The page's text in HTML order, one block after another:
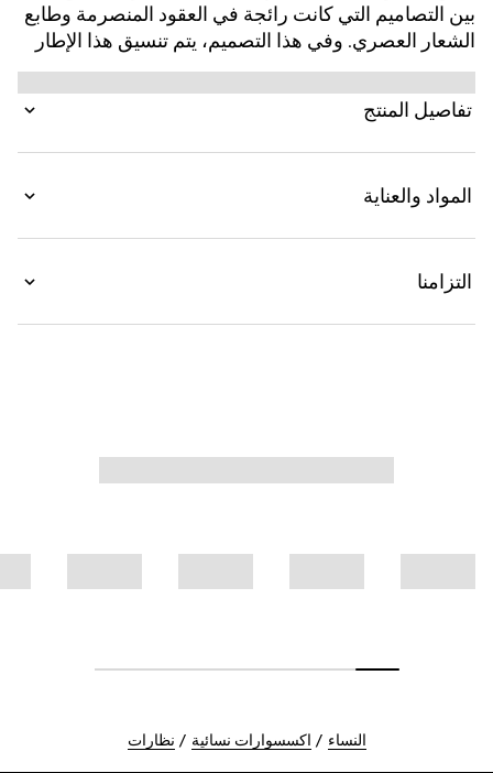
بين التصاميم التي كانت رائجة في العقود المنصرمة وطابع
الشعار العصري. وفي هذا التصميم، يتم تنسيق هذا الإطار
المصنوع بتقنية الحقن باللون الأسود مع تفصيل شعار G
مزدوج.
تفاصيل المنتج
المواد والعناية
التزامنا
النساء اكسسوارات نسائية نظارات